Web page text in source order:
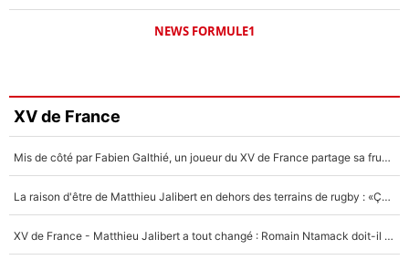
NEWS FORMULE1
XV de France
Mis de côté par Fabien Galthié, un joueur du XV de France partage sa frustration : «ils ne me l’ont pas dit tout de suite»
La raison d'être de Matthieu Jalibert en dehors des terrains de rugby : «Ça m'atteint autant que si tu touches à un membre de ma famille»
XV de France - Matthieu Jalibert a tout changé : Romain Ntamack doit-il s’inquiéter pour sa place à un an de la Coupe du monde ?